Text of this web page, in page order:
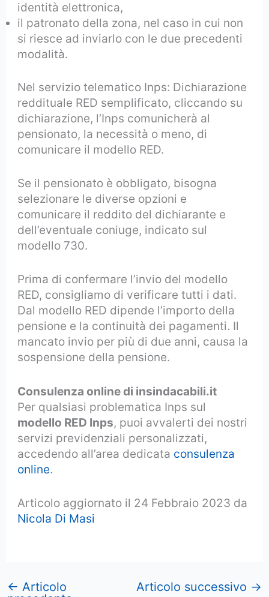
identità elettronica,
il patronato della zona, nel caso in cui non
si riesce ad inviarlo con le due precedenti
modalità.
Nel servizio telematico Inps: Dichiarazione
reddituale RED semplificato, cliccando su
dichiarazione, l’Inps comunicherà al
pensionato, la necessità o meno, di
comunicare il modello RED.
Se il pensionato è obbligato, bisogna
selezionare le diverse opzioni e
comunicare il reddito del dichiarante e
dell’eventuale coniuge, indicato sul
modello 730.
Prima di confermare l’invio del modello
RED, consigliamo di verificare tutti i dati.
Dal modello RED dipende l’importo della
pensione e la continuità dei pagamenti. Il
mancato invio per più di due anni, causa la
sospensione della pensione.
Consulenza online di insindacabili.it
Per qualsiasi problematica Inps sul
modello RED Inps, puoi avvalerti dei nostri
servizi previdenziali personalizzati,
accedendo all’area dedicata consulenza
online.
Articolo aggiornato il 24 Febbraio 2023 da
Nicola Di Masi
← Articolo
Articolo successivo →